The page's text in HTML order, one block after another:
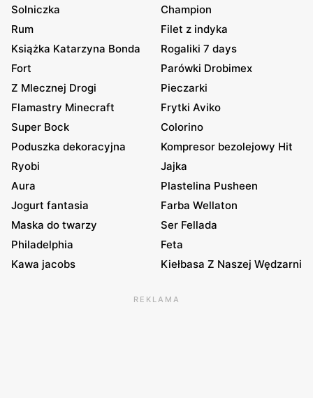
Solniczka
Champion
Rum
Filet z indyka
Książka Katarzyna Bonda
Rogaliki 7 days
Fort
Parówki Drobimex
Z Mlecznej Drogi
Pieczarki
Flamastry Minecraft
Frytki Aviko
Super Bock
Colorino
Poduszka dekoracyjna
Kompresor bezolejowy Hit
Ryobi
Jajka
Aura
Plastelina Pusheen
Jogurt fantasia
Farba Wellaton
Maska do twarzy
Ser Fellada
Philadelphia
Feta
Kawa jacobs
Kiełbasa Z Naszej Wędzarni
REKLAMA